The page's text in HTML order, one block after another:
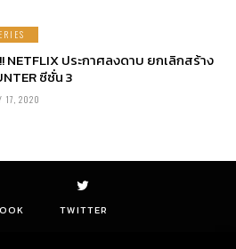
NETFLIX ประกาศลงดาบ ยกเลิกสร้าง
ซีซั่น 3
17, 2020
TWITTER